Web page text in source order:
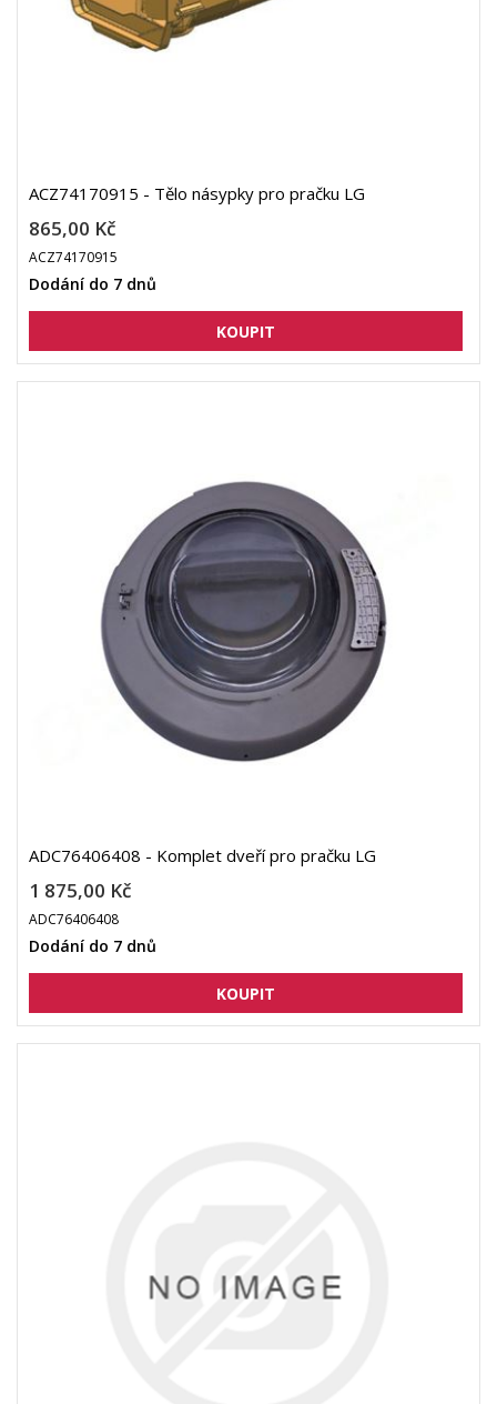
ACZ74170915 - Tělo násypky pro pračku LG
865,00 Kč
ACZ74170915
Dodání do 7 dnů
ADC76406408 - Komplet dveří pro pračku LG
1 875,00 Kč
ADC76406408
Dodání do 7 dnů